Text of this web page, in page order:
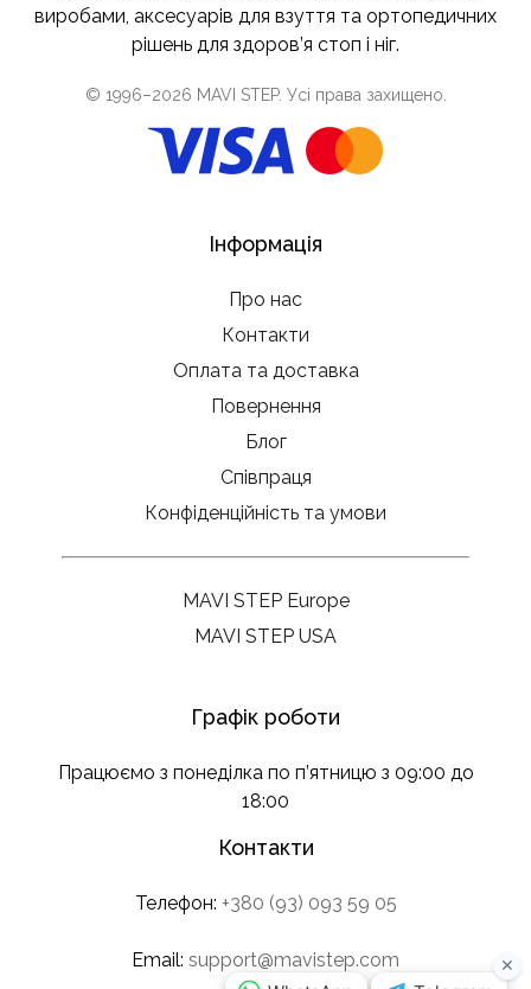
виробами, аксесуарів для взуття та ортопедичних
рішень для здоров’я стоп і ніг.
© 1996–2026 MAVI STEP. Усі права захищено.
Інформація
Про нас
Контакти
Оплата та доставка
Повернення
Блог
Співпраця
Конфіденційність та умови
MAVI STEP Europe
MAVI STEP USA
Графік роботи
Працюємо з понеділка по п’ятницю з 09:00 до
18:00
Контакти
Телефон: +380 (93) 093 59 05
Email: support@mavistep.com